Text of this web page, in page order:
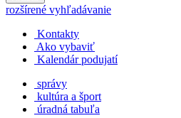
rozšírené vyhľadávanie
Kontakty
Ako vybaviť
Kalendár podujatí
správy
kultúra a šport
úradná tabuľa